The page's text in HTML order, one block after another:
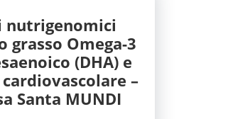
nutrigenomici
grasso Omega-3
(DHA) e
–
Santa MUNDI